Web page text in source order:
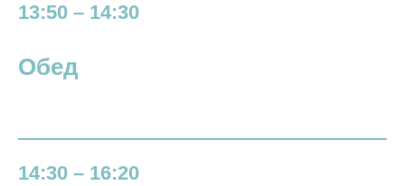
13:50 – 14:30
Обед
14:30 – 16:20